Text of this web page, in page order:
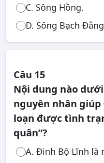
C. Sông Hồng.
D. Sông Bạch
Câu 15
Nội dung nào
nguyên nhân
loạn được tình
quân”?
A. Đinh Bộ Lĩnh là